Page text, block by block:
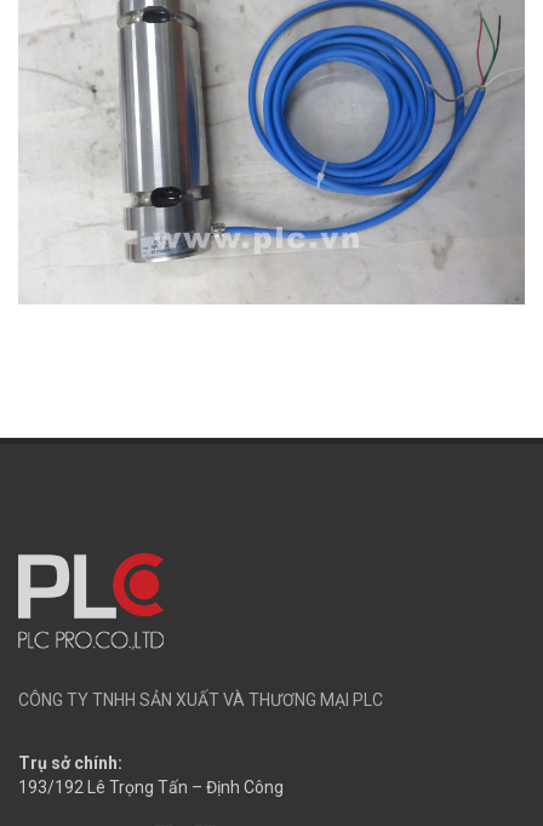
CÔNG TY TNHH SẢN XUẤT VÀ THƯƠNG MẠI PLC
Trụ sở chính:
193/192 Lê Trọng Tấn – Định Công